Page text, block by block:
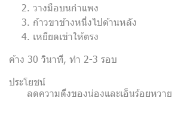
วางมือบนกำแพง
ก้าวขาข้างหนึ่งไปด้านหลัง
เหยียดเข่าให้ตรง
ค้าง 30 วินาที, ทำ 2-3 รอบ
ประโยชน์
ลดความตึงของน่องและเอ็นร้อยหวาย